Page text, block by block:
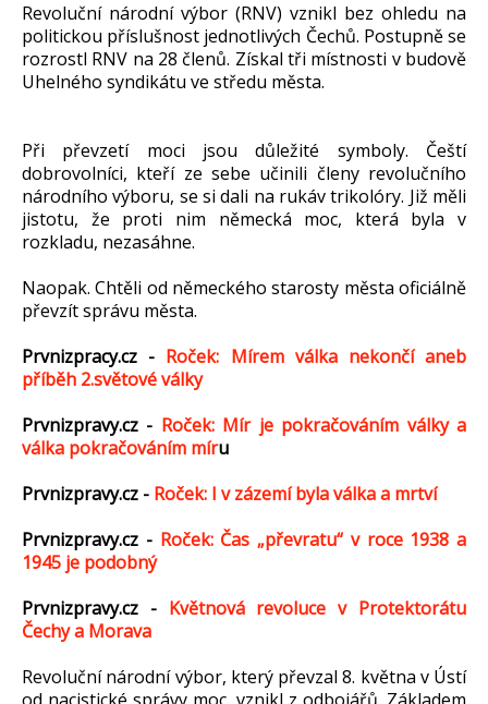
Revoluční národní výbor (RNV) vznikl bez ohledu na
politickou příslušnost jednotlivých Čechů. Postupně se
rozrostl RNV na 28 členů. Získal tři místnosti v budově
Uhelného syndikátu ve středu města.
Při převzetí moci jsou důležité symboly. Čeští
dobrovolníci, kteří ze sebe učinili členy revolučního
národního výboru, se si dali na rukáv trikolóry. Již měli
jistotu, že proti nim německá moc, která byla v
rozkladu, nezasáhne.
Naopak. Chtěli od německého starosty města oficiálně
převzít správu města.
Prvnizpracy.cz - Roček: Mírem válka nekončí aneb
příběh 2.světové války
Prvnizpravy.cz - Roček: Mír je pokračováním války a
válka pokračováním míru
Prvnizpravy.cz - Roček: I v zázemí byla válka a mrtví
Prvnizpravy.cz - Roček: Čas „převratu“ v roce 1938 a
1945 je podobný
Prvnizpravy.cz - Květnová revoluce v Protektorátu
Čechy a Morava
Revoluční národní výbor, který převzal 8. května v Ústí